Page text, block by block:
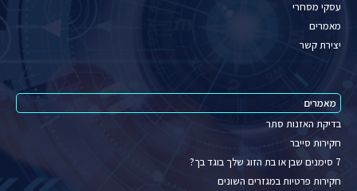
עסקי מסחרי
מאמרים
יצירת קשר
מאמרים
בדיקת האזנות סתר
חקירות סייבר
7 סימנים שבן או בת הזוג שלך בוגד בך?
חקירות פרטיות במגזרים השונים